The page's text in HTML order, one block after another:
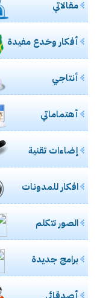
مقالاتي
أفكار وخدع مفيدة
أنتاجي
أهتماماتي
إضاءات تقنية
افكار للمدونات
الصور تتكلم
برامج جديدة